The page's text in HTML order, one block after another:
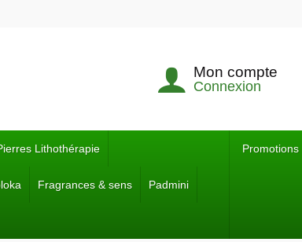
Mon compte
Connexion
Lithothérapie
Fragrances & sens Padmini
Promotions